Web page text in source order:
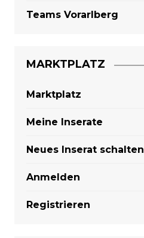
Teams Vorarlberg
MARKTPLATZ
Marktplatz
Meine Inserate
Neues Inserat schalten
Anmelden
Registrieren